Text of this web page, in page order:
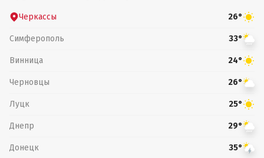
Черкассы 26°
Симферополь 33°
Винница 24°
Черновцы 26°
Луцк 25°
Днепр 29°
Донецк 35°